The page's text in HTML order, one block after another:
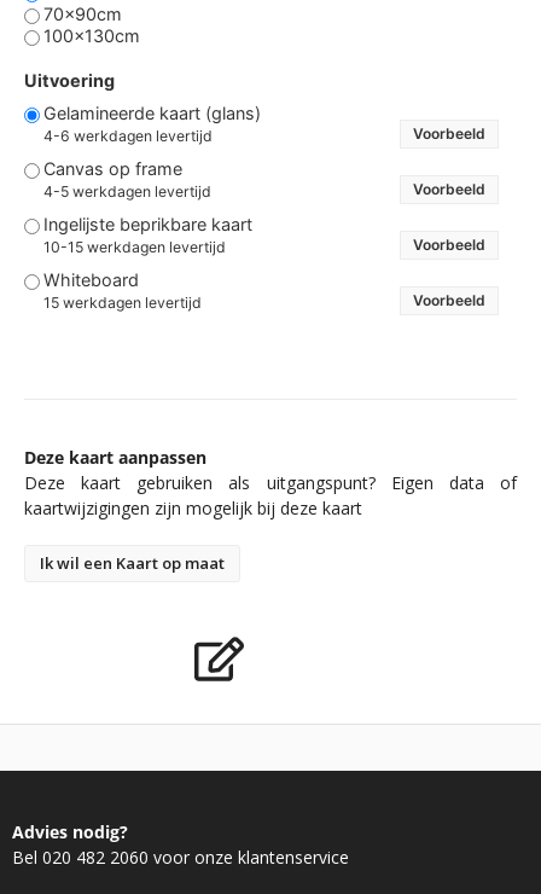
70x90cm
100x130cm
Uitvoering
Gelamineerde kaart (glans)
4-6 werkdagen levertijd Voorbeeld
Canvas op frame
4-5 werkdagen levertijd Voorbeeld
Ingelijste beprikbare kaart
10-15 werkdagen levertijd Voorbeeld
Whiteboard
15 werkdagen levertijd Voorbeeld
Deze kaart aanpassen
Deze kaart gebruiken als uitgangspunt? Eigen data of
kaartwijzigingen zijn mogelijk bij deze kaart
Ik wil een Kaart op maat
Advies nodig?
Bel 020 482 2060 voor onze klantenservice